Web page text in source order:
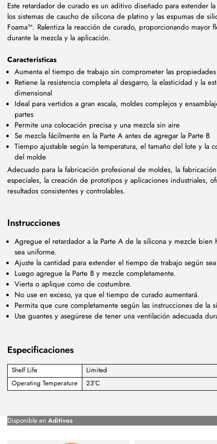
Este retardador de curado es un aditivo diseñado para extender
los sistemas de caucho de silicona de platino y las espumas de
Foama™. Ralentiza la reacción de curado, proporcionando mayor
durante la mezcla y la aplicación.
Características
Aumenta el tiempo de trabajo sin comprometer las
Retiene la resistencia completa al desgarro, la elasticidad y la
dimensional
Ideal para vertidos a gran escala, moldes complejos y
partes
Permite una colocación precisa y una mezcla sin aire
Se mezcla fácilmente en la Parte A antes de agregar la Parte B
Tiempo ajustable según la temperatura, el tamaño del lote y la
del molde
Adecuado para la fabricación profesional de moldes, la
especiales, la creación de prototipos y aplicaciones industriales,
resultados consistentes y controlables.
Instrucciones
Agregue el retardador a la Parte A de la silicona y mezcle bien
sea uniforme.
Ajuste la cantidad para extender el tiempo de trabajo según
Luego agregue la Parte B y mezcle completamente.
Vierta o aplique como de costumbre.
No use en exceso, ya que el tiempo de curado aumentará.
Permita que cure completamente según las instrucciones de la
Use guantes y asegúrese de tener una ventilación adecuada
Especificaciones
Shelf Life
Limited
Operating Temperature
23°C
Disponible en Aditivos